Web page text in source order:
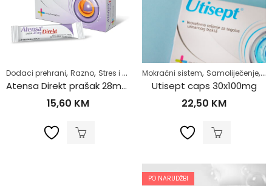
Dodaci prehrani, Razno, Stres i nesanica ,Zdrav život
Atensa Direkt prašak 28mg 10 kesica
15,60 KM
Mokraćni sistem, Samoliječenje,
Utisept caps 30x100mg
22,50 KM
PO NARUDŽBI